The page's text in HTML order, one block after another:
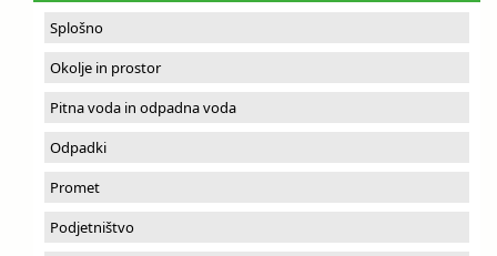
Splošno
Okolje in prostor
Pitna voda in odpadna voda
Odpadki
Promet
Podjetništvo